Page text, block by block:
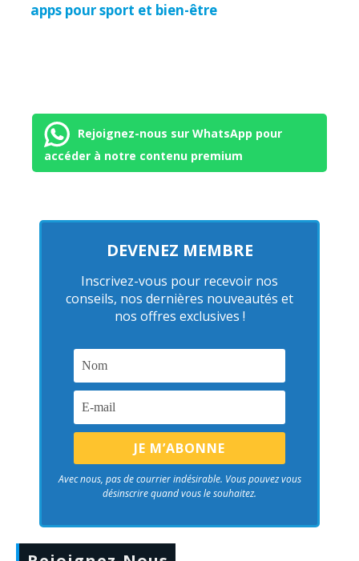
apps pour sport et bien-être
Rejoignez-nous sur WhatsApp pour
accéder à notre contenu premium
DEVENEZ MEMBRE
Inscrivez-vous pour recevoir nos
conseils, nos dernières nouveautés et
nos offres exclusives !
Avec nous, pas de courrier indésirable. Vous pouvez vous
désinscrire quand vous le souhaitez.